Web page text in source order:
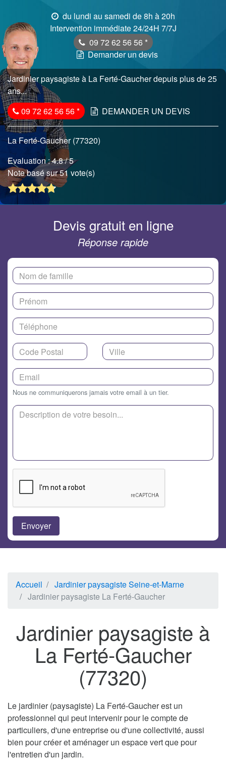
du lundi au samedi de 8h à 20h
Intervention immédiate 24/24H 7/7J
09 72 62 56 56 *
Demander un devis
Jardinier paysagiste à La Ferté-Gaucher depuis plus de 25
ans...
09 72 62 56 56* DEMANDER UN DEVIS
La Ferté-Gaucher (77320)
Evaluation :4.8/ 5
Note basé sur 51 vote(s)
Devis gratuit en ligne
Réponse rapide
Nous ne communiquerons jamais votre email à un tier.
Accueil
Jardinier paysagiste Seine-et-Marne
Jardinier paysagiste La Ferté-Gaucher
Jardinier paysagiste à
La Ferté-Gaucher
(77320)
Le jardinier (paysagiste) La Ferté-Gaucher est un
professionnel qui peut intervenir pour le compte de
particuliers, d'une entreprise ou d'une collectivité, aussi
bien pour créer et aménager un espace vert que pour
l'entretien d'un jardin.